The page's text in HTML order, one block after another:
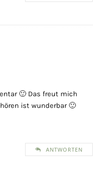
🙂 Das freut mich
ist wunderbar 🙂
ANTWORTEN